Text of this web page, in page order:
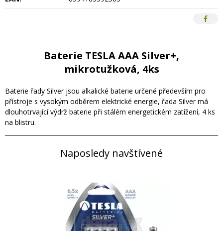
Baterie TESLA AAA Silver+,
mikrotužková, 4ks
Baterie řady Silver jsou alkalické baterie určené především pro
přístroje s vysokým odběrem elektrické energie, řada Silver má
dlouhotrvající výdrž baterie při stálém energetickém zatížení, 4 ks
na blistru.
Naposledy navštívené